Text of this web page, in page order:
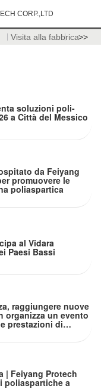
CORP.,LTD
Visita alla fabbrica>>
soluzioni poli-
a Città del Messico
da Feiyang
promuovere le
poliaspartica
al Vidara
Paesi Bassi
raggiungere nuove
organizza un evento
prestazioni di
| Feiyang Protech
poliaspartiche a